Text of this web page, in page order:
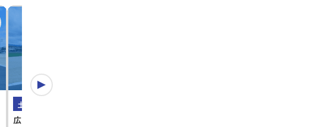
土地
広島市東区＊＊＊＊